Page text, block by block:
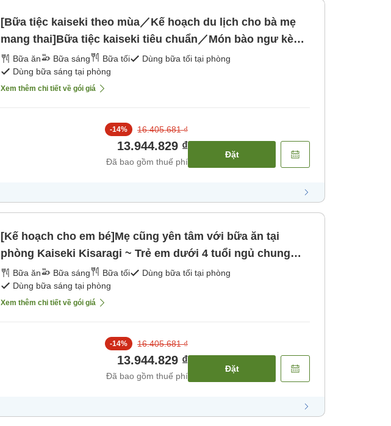
[Bữa tiệc kaiseki theo mùa／Kế hoạch du lịch cho bà mẹ
mang thai]Bữa tiệc kaiseki tiêu chuẩn／Món bào ngư kèm
theo có thể chọn cách chế biến／Phòng khách với suối
Bữa ăn Bữa sáng Bữa tối
Dùng bữa tối tại phòng
Dùng bữa sáng tại phòng
Xem thêm chi tiết về gói giá
-14% 16.405.681 ₫
13.944.829 ₫
Đã bao gồm thuế phí
Đặt
[Kế hoạch cho em bé]Mẹ cũng yên tâm với bữa ăn tại
phòng Kaiseki Kisaragi ~ Trẻ em dưới 4 tuổi ngủ chung
miễn phí ~ Phòng kèm suối nước nóng lộ thiên [Bữa sáng]
[Bữa tối]
Bữa ăn Bữa sáng Bữa tối
Dùng bữa tối tại phòng
Dùng bữa sáng tại phòng
Xem thêm chi tiết về gói giá
-14% 16.405.681 ₫
13.944.829 ₫
Đã bao gồm thuế phí
Đặt